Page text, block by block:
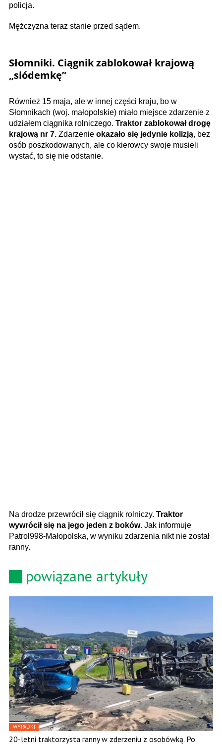
policja.
Mężczyzna teraz stanie przed sądem.
Słomniki. Ciągnik zablokował krajową
„siódemkę”
Również 15 maja, ale w innej części kraju, bo w
Słomnikach (woj. małopolskie) miało miejsce zdarzenie z
udziałem ciągnika rolniczego. Traktor zablokował drogę
krajową nr 7. Zdarzenie okazało się jedynie kolizją, bez
osób poszkodowanych, ale co kierowcy swoje musieli
wystać, to się nie odstanie.
Na drodze przewrócił się ciągnik rolniczy. Traktor
wywrócił się na jego jeden z boków. Jak informuje
Patrol998-Małopolska, w wyniku zdarzenia nikt nie został
ranny.
powiązane artykuły
WYPADKI
20-letni traktorzysta ranny w zderzeniu z osobówką. Po